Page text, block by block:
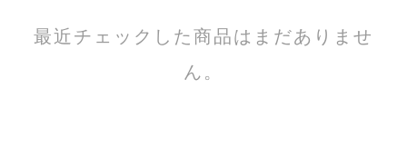
最近チェックした商品はまだありませ
ん。